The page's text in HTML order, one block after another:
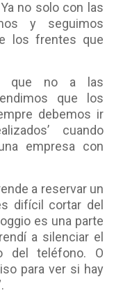
no solo con las
y seguimos
los frentes que
que no a las
que los
debemos ir
cuando
empresa con
a reservar un
difícil cortar del
es una parte
a silenciar el
del teléfono. O
para ver si hay